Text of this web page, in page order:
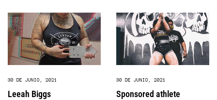
30 DE JUNIO, 2021
Leeah Biggs
30 DE JUNIO, 2021
Sponsored athlete